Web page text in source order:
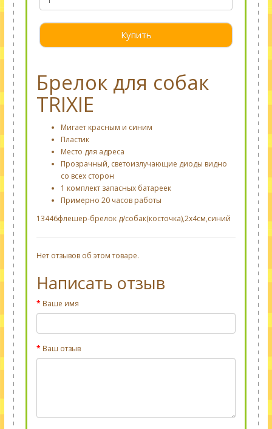
Купить
Брелок для собак
TRIXIE
Мигает красным и синим
Пластик
Место для адреса
Прозрачный, светоизлучающие диоды видно
со всех сторон
1 комплект запасных батареек
Примерно 20 часов работы
13446флешер-брелок д/собак(косточка),2х4см,синий
Нет отзывов об этом товаре.
Написать отзыв
Ваше имя
Ваш отзыв